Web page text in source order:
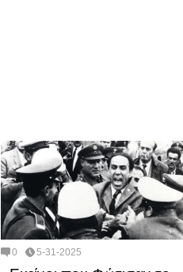
0 5-31-2025